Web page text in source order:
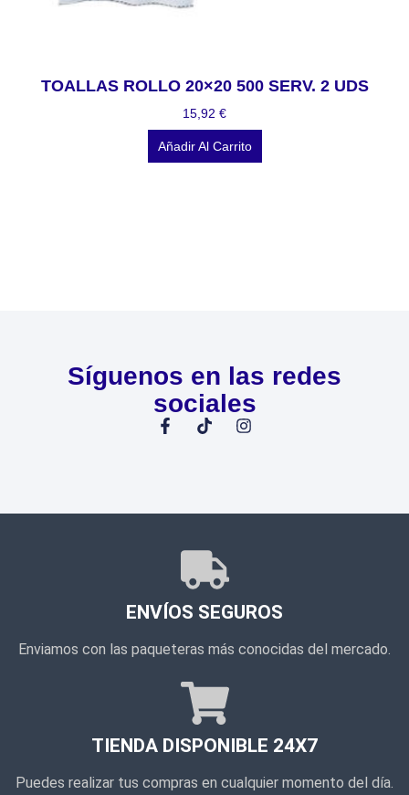
TOALLAS ROLLO 20×20 500 SERV. 2 UDS
15,92 €
Añadir Al Carrito
Síguenos en las redes
sociales
ENVÍOS SEGUROS
Enviamos con las paqueteras más conocidas del mercado.
TIENDA DISPONIBLE 24X7
Puedes realizar tus compras en cualquier momento del día.